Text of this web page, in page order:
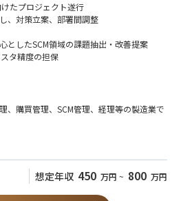
たプロジェクト遂行
、対策立案、部署間調整
としたSCM領域の課題抽出・改善提案
タ精度の担保
、購買管理、SCM管理、経理等の製造業で
、問題解決手法（QC、リーン、シックスシ
験、原価低減活動経験、統計学的手法や管
想定年収 450 万円 ~ 800 万円